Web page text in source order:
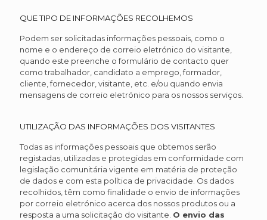
QUE TIPO DE INFORMAÇÕES RECOLHEMOS
Podem ser solicitadas informações pessoais, como o
nome e o endereço de correio eletrónico do visitante,
quando este preenche o formulário de contacto quer
como trabalhador, candidato a emprego, formador,
cliente, fornecedor, visitante, etc. e/ou quando envia
mensagens de correio eletrónico para os nossos serviços.
UTILIZAÇÃO DAS INFORMAÇÕES DOS VISITANTES
Todas as informações pessoais que obtemos serão
registadas, utilizadas e protegidas em conformidade com
legislação comunitária vigente em matéria de proteção
de dados e com esta política de privacidade. Os dados
recolhidos, têm como finalidade o envio de informações
por correio eletrónico acerca dos nossos produtos ou a
resposta a uma solicitação do visitante. O envio das